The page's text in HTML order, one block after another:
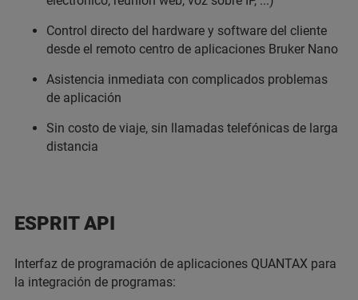
Control directo del hardware y software del cliente
desde el remoto centro de aplicaciones Bruker Nano
Asistencia inmediata con complicados problemas
de aplicación
Sin costo de viaje, sin llamadas telefónicas de larga
distancia
ESPRIT API
Interfaz de programación de aplicaciones QUANTAX para
la integración de programas: